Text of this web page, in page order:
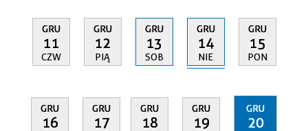
GRU
11
CZW
GRU
12
PIĄ
GRU
13
SOB
GRU
14
NIE
GRU
15
PON
GRU
16
GRU
17
GRU
18
GRU
19
GRU
20